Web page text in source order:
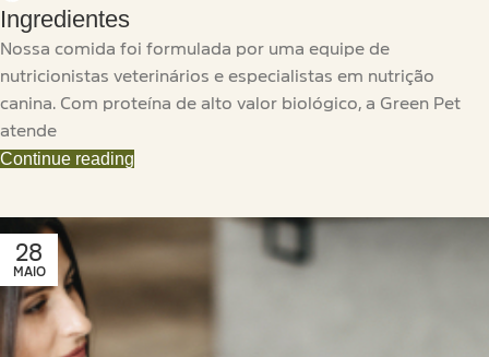
Ingredientes
Nossa comida foi formulada por uma equipe de
nutricionistas veterinários e especialistas em nutrição
canina. Com proteína de alto valor biológico, a Green Pet
atende
Continue reading
28
MAIO